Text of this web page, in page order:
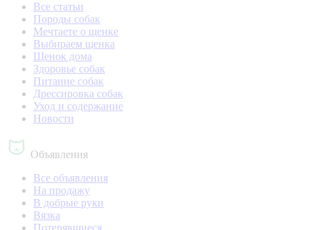
Все статьи
Породы собак
Мечтаете о щенке
Выбираем щенка
Щенок дома
Здоровье собак
Питание собак
Дрессировка собак
Уход и содержание
Новости
Объявления
Все объявления
На продажу
В добрые руки
Вязка
Потерявшиеся